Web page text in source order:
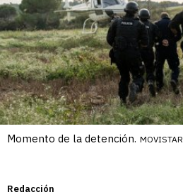
Momento de la detención. MOVISTAR
Redacción